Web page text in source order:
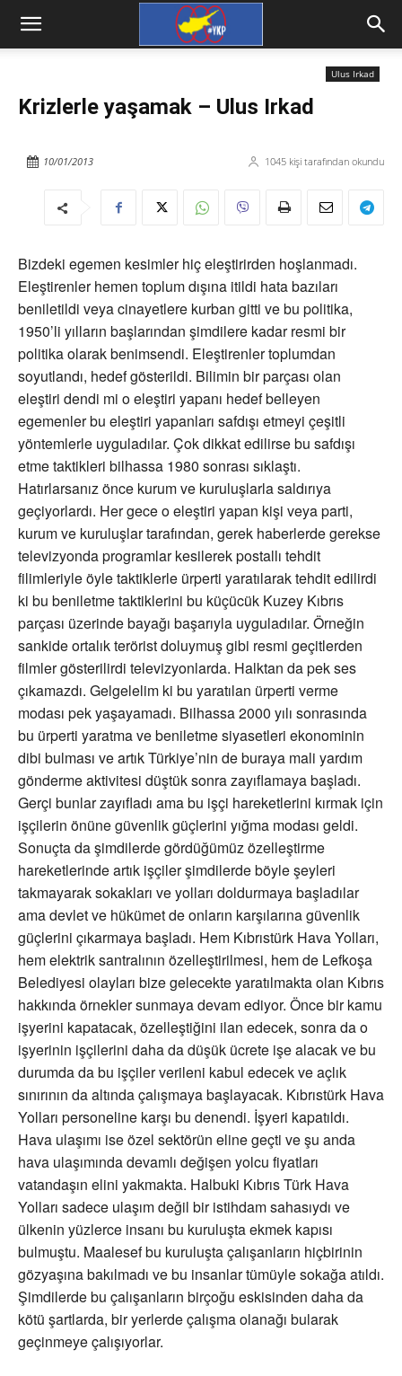
Ulus Irkad
Krizlerle yaşamak – Ulus Irkad
1045 kişi tarafından okundu
10/01/2013
Bizdeki egemen kesimler hiç eleştirirden hoşlanmadı.
Eleştirenler hemen toplum dışına itildi hata bazıları
beniletildi veya cinayetlere kurban gitti ve bu politika,
1950’li yılların başlarından şimdilere kadar resmi bir
politika olarak benimsendi. Eleştirenler toplumdan
soyutlandı, hedef gösterildi. Bilimin bir parçası olan
eleştiri dendi mi o eleştiri yapanı hedef belleyen
egemenler bu eleştiri yapanları safdışı etmeyi çeşitli
yöntemlerle uyguladılar. Çok dikkat edilirse bu safdışı
etme taktikleri bilhassa 1980 sonrası sıklaştı.
Hatırlarsanız önce kurum ve kuruluşlarla saldırıya
geçiyorlardı. Her gece o eleştiri yapan kişi veya parti,
kurum ve kuruluşlar tarafından, gerek haberlerde gerekse
televizyonda programlar kesilerek postallı tehdit
filimleriyle öyle taktiklerle ürperti yaratılarak tehdit edilirdi
ki bu beniletme taktiklerini bu küçücük Kuzey Kıbrıs
parçası üzerinde bayağı başarıyla uyguladılar. Örneğin
sankide ortalık terörist doluymuş gibi resmi geçitlerden
filmler gösterilirdi televizyonlarda. Halktan da pek ses
çıkamazdı. Gelgelelim ki bu yaratılan ürperti verme
modası pek yaşayamadı. Bilhassa 2000 yılı sonrasında
bu ürperti yaratma ve beniletme siyasetleri ekonominin
dibi bulması ve artık Türkiye’nin de buraya mali yardım
gönderme aktivitesi düştük sonra zayıflamaya başladı.
Gerçi bunlar zayıfladı ama bu işçi hareketlerini kırmak için
işçilerin önüne güvenlik güçlerini yığma modası geldi.
Sonuçta da şimdilerde gördüğümüz özelleştirme
hareketlerinde artık işçiler şimdilerde böyle şeyleri
takmayarak sokakları ve yolları doldurmaya başladılar
ama devlet ve hükümet de onların karşılarına güvenlik
güçlerini çıkarmaya başladı. Hem Kıbrıstürk Hava Yolları,
hem elektrik santralının özelleştirilmesi, hem de Lefkoşa
Belediyesi olayları bize gelecekte yaratılmakta olan Kıbrıs
hakkında örnekler sunmaya devam ediyor. Önce bir kamu
işyerini kapatacak, özelleştiğini ilan edecek, sonra da o
işyerinin işçilerini daha da düşük ücrete işe alacak ve bu
durumda da bu işçiler verileni kabul edecek ve açlık
sınırının da altında çalışmaya başlayacak. Kıbrıstürk Hava
Yolları personeline karşı bu denendi. İşyeri kapatıldı.
Hava ulaşımı ise özel sektörün eline geçti ve şu anda
hava ulaşımında devamlı değişen yolcu fiyatları
vatandaşın elini yakmakta. Halbuki Kıbrıs Türk Hava
Yolları sadece ulaşım değil bir istihdam sahasıydı ve
ülkenin yüzlerce insanı bu kuruluşta ekmek kapısı
bulmuştu. Maalesef bu kuruluşta çalışanların hiçbirinin
gözyaşına bakılmadı ve bu insanlar tümüyle sokağa atıldı.
Şimdilerde bu çalışanların birçoğu eskisinden daha da
kötü şartlarda, bir yerlerde çalışma olanağı bularak
geçinmeye çalışıyorlar.